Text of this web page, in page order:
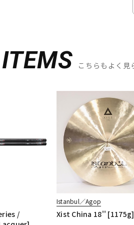
ITEMS こちらもよく見
/
Istanbul／Agop
Xist China 18'' [1175g]